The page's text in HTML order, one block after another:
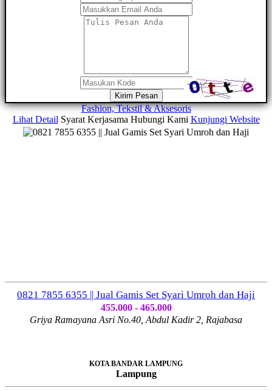
Kirim Pesan
Fashion, Tekstil & Aksesoris
Lihat Detail Syarat Kerjasama Hubungi Kami Kunjungi Website
0821 7855 6355 || Jual Gamis Set Syari Umroh dan Haji
455.000 - 465.000
Griya Ramayana Asri No.40, Abdul Kadir 2, Rajabasa
KOTA BANDAR LAMPUNG
Lampung